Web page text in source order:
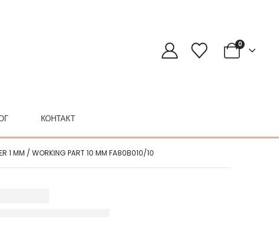
0
КОНТАКТ
1 MM / WORKING PART 10 MM FA80B010/10